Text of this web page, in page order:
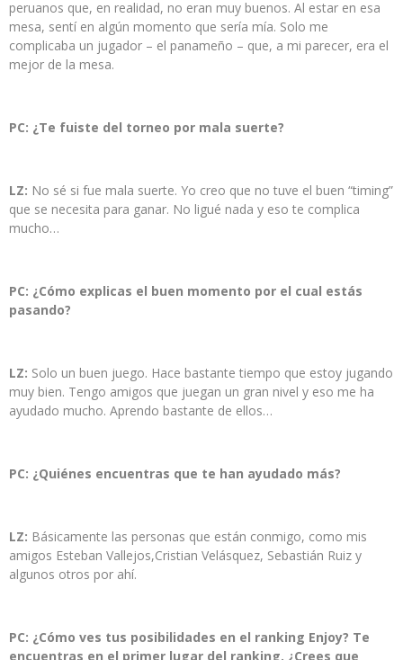
peruanos que, en realidad, no eran muy buenos. Al estar en esa
mesa, sentí en algún momento que sería mía. Solo me
complicaba un jugador – el panameño – que, a mi parecer, era el
mejor de la mesa.
PC: ¿Te fuiste del torneo por mala suerte?
LZ: No sé si fue mala suerte. Yo creo que no tuve el buen “timing”
que se necesita para ganar. No ligué nada y eso te complica
mucho…
PC: ¿Cómo explicas el buen momento por el cual estás
pasando?
LZ: Solo un buen juego. Hace bastante tiempo que estoy jugando
muy bien. Tengo amigos que juegan un gran nivel y eso me ha
ayudado mucho. Aprendo bastante de ellos…
PC: ¿Quiénes encuentras que te han ayudado más?
LZ: Básicamente las personas que están conmigo, como mis
amigos Esteban Vallejos,Cristian Velásquez, Sebastián Ruiz y
algunos otros por ahí.
PC: ¿Cómo ves tus posibilidades en el ranking Enjoy? Te
encuentras en el primer lugar del ranking. ¿Crees que